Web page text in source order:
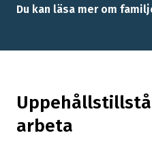
Du kan läsa mer om
arbeta